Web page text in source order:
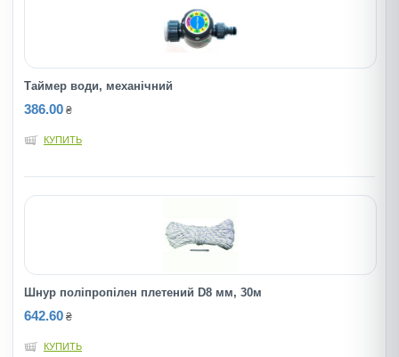
Таймер води, механічний
386.00 ₴
КУПИТЬ
Шнур полiпропiлен плетений D8 мм, 30м
642.60 ₴
КУПИТЬ